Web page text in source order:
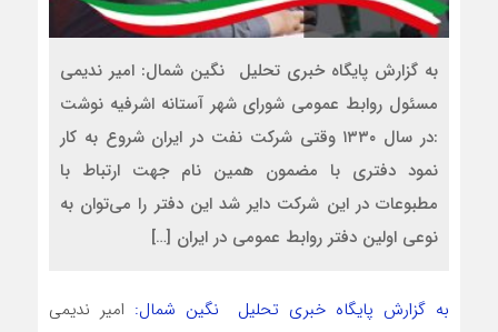
به گزارش پایگاه خبری تحلیل نگین شمال: امیر ندیمی
مسئول روابط عمومی شورای شهر آستانه اشرفیه نوشت
:در سال ۱۳۳۰ وقتی شرکت نفت در ایران شروع به کار
نمود دفتری با مضمون همین نام جهت ارتباط با
مطبوعات در این شرکت دایر شد این دفتر را می‌توان به
نوعی اولین دفتر روابط عمومی در ایران […]
به گزارش پایگاه خبری تحلیل نگین شمال: امیر ندیمی